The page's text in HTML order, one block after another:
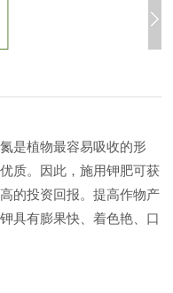
是植物最容易吸收的形
质。因此，施用钾肥可获
的投资回报。提高作物产
具有膨果快、着色艳、口